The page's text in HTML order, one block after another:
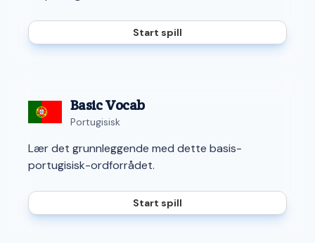
Start spill
Basic Vocab
Portugisisk
Lær det grunnleggende med dette basis-
portugisisk-ordforrådet.
Start spill